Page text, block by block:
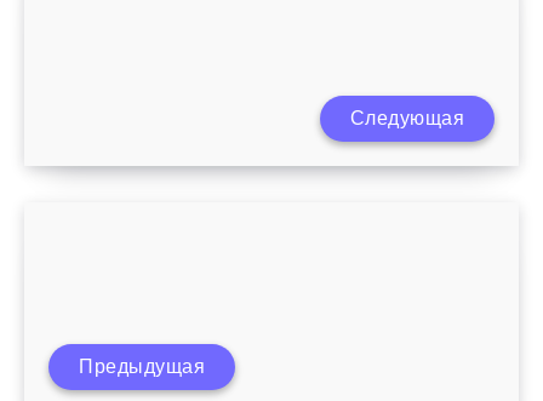
Лучший возраст для рождения первого
Следующая
Простые упражнения чтобы убрать
Предыдущая